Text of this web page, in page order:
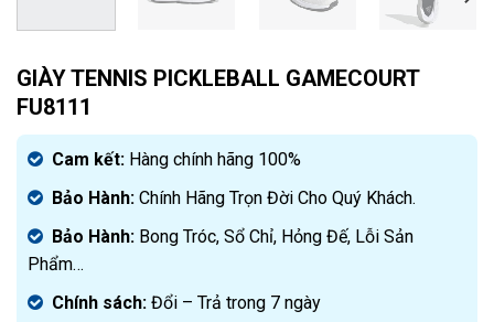
GIÀY TENNIS PICKLEBALL GAMECOURT
FU8111
Cam kết: Hàng chính hãng 100%
Bảo Hành: Chính Hãng Trọn Đời Cho Quý Khách.
Bảo Hành: Bong Tróc, Sổ Chỉ, Hỏng Đế, Lỗi Sản
Phẩm…
Chính sách: Đổi – Trả trong 7 ngày